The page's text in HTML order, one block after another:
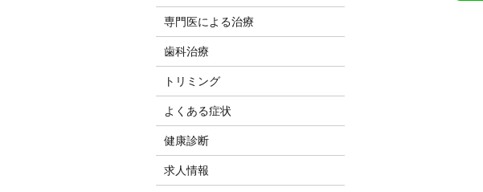
専門医による治療
歯科治療
トリミング
よくある症状
健康診断
求人情報